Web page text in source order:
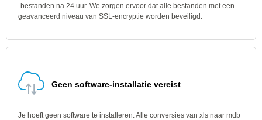
-bestanden na 24 uur. We zorgen ervoor dat alle bestanden met een
geavanceerd niveau van SSL-encryptie worden beveiligd.
Geen software-installatie vereist
Je hoeft geen software te installeren. Alle conversies van xls naar mdb